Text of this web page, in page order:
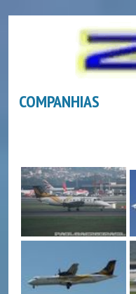
COMPANHIAS